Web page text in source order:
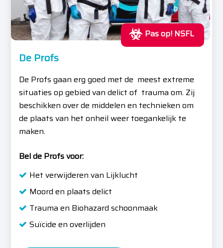
Pas op! NSFL
De Profs
De Profs gaan erg goed met de meest extreme
situaties op gebied van delict of trauma om. Zij
beschikken over de middelen en technieken om
de plaats van het onheil weer toegankelijk te
maken.
Bel de Profs voor:
Het verwijderen van Lijklucht
Moord en plaats delict
Trauma en Biohazard schoonmaak
Suïcide en overlijden